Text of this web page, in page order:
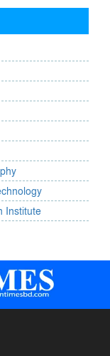
Institute